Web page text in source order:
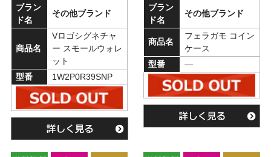
ブラン
ド名
その他ブランド
商品名
Vロゴシグネチャ
ー スモールウォレ
ット
型番
1W2P0R39SNP
ブラン
ド名
その他ブランド
商品名
フェラガモ コイン
ケース
型番
―